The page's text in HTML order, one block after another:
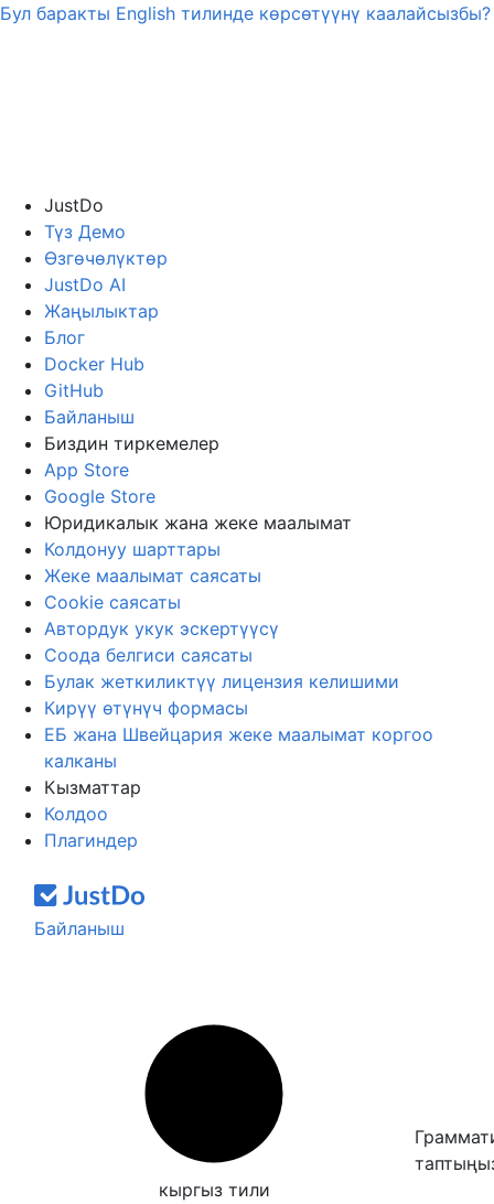
Бул баракты English тилинде көрсөтүүнү каалайсызбы?
JustDo
Түз Демо
Өзгөчөлүктөр
JustDo AI
Жаңылыктар
Блог
Docker Hub
GitHub
Байланыш
Биздин тиркемелер
App Store
Google Store
Юридикалык жана жеке маалымат
Колдонуу шарттары
Жеке маалымат саясаты
Cookie саясаты
Автордук укук эскертүүсү
Соода белгиси саясаты
Булак жеткиликтүү лицензия келишими
Кирүү өтүнүч формасы
ЕБ жана Швейцария жеке маалымат коргоо
калканы
Кызматтар
Колдоо
Плагиндер
Байланыш
кыргыз тили